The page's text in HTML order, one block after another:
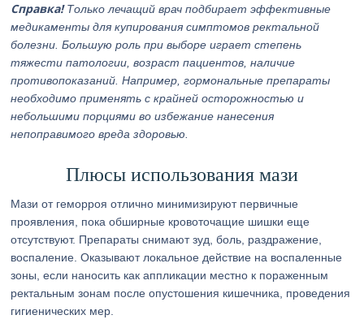
Справка!Только лечащий врач подбирает эффективные
медикаменты для купирования симптомов ректальной
болезни. Большую роль при выборе играет степень
тяжести патологии, возраст пациентов, наличие
противопоказаний. Например, гормональные препараты
необходимо применять с крайней осторожностью и
небольшими порциями во избежание нанесения
непоправимого вреда здоровью.
Плюсы использования мази
Мази от геморроя отлично минимизируют первичные
проявления, пока обширные кровоточащие шишки еще
отсутствуют. Препараты снимают зуд, боль, раздражение,
воспаление. Оказывают локальное действие на воспаленные
зоны, если наносить как аппликации местно к пораженным
ректальным зонам после опустошения кишечника, проведения
гигиенических мер.